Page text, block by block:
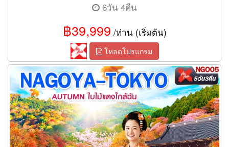
6วัน 4คืน
฿39,999 /ท่าน (เริ่มต้น)
โหลดโปรแกรม
ทัวร์นาโกย่า NAGOYA TOKYO AUTUMN ใบไม้แดงใกล้ฉัน 5 วัน 3
คืน